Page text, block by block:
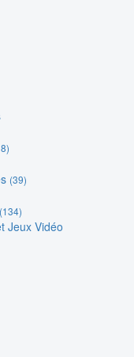
(39)
(134)
Jeux Vidéo